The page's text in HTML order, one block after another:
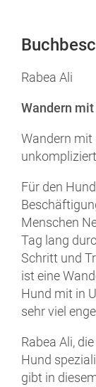
Rabea Ali
Wandern mit
Wandern mit
Für den
Menschen
Tag lang
Schritt und
ist eine
Hund mit in
sehr viel
Rabea Ali,
Hund
gibt in